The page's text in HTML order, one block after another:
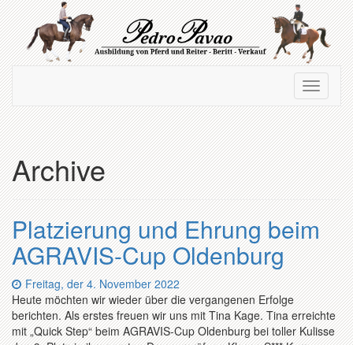
Zum
Hauptinhalt
springen
ein-/
Archive
Platzierung und Ehrung beim
AGRAVIS-Cup Oldenburg
Datum:
Freitag, der 4. November 2022
Heute möchten wir wieder über die vergangenen Erfolge
berichten. Als erstes freuen wir uns mit Tina Kage. Tina erreichte
mit „Quick Step“ beim AGRAVIS-Cup Oldenburg bei toller Kulisse